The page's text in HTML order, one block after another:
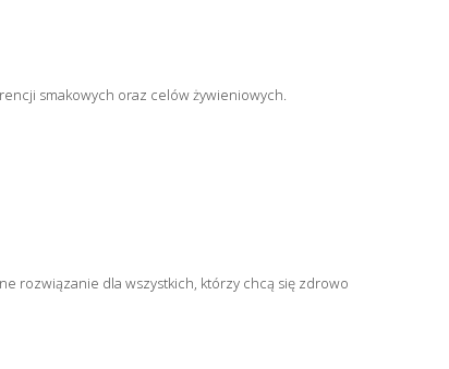
smakowych oraz celów żywieniowych.
rozwiązanie dla wszystkich, którzy chcą się zdrowo